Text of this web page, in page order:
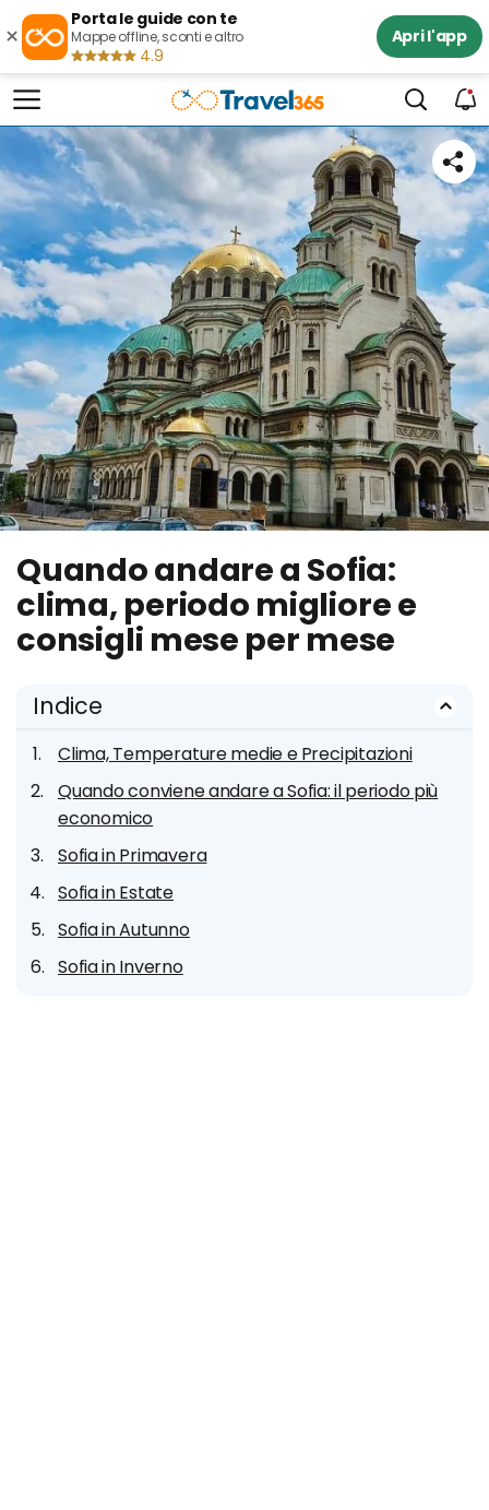
×
Porta le guide con te
Mappe offline, sconti e altro
4.9
Apri l'app
Quando andare a Sofia:
clima, periodo migliore e
consigli mese per mese
Indice
Clima, Temperature medie e Precipitazioni
Quando conviene andare a Sofia: il periodo più
economico
Sofia in Primavera
Sofia in Estate
Sofia in Autunno
Sofia in Inverno